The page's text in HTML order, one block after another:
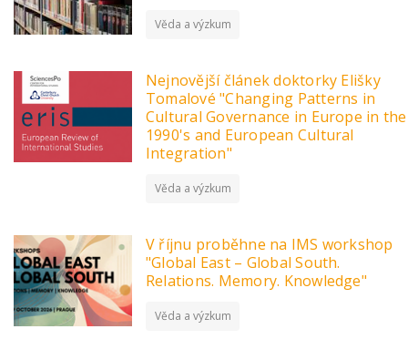
Věda a výzkum
Nejnovější článek doktorky Elišky
Tomalové "Changing Patterns in
Cultural Governance in Europe in the
1990's and European Cultural
Integration"
Věda a výzkum
V říjnu proběhne na IMS workshop
"Global East – Global South.
Relations. Memory. Knowledge"
Věda a výzkum